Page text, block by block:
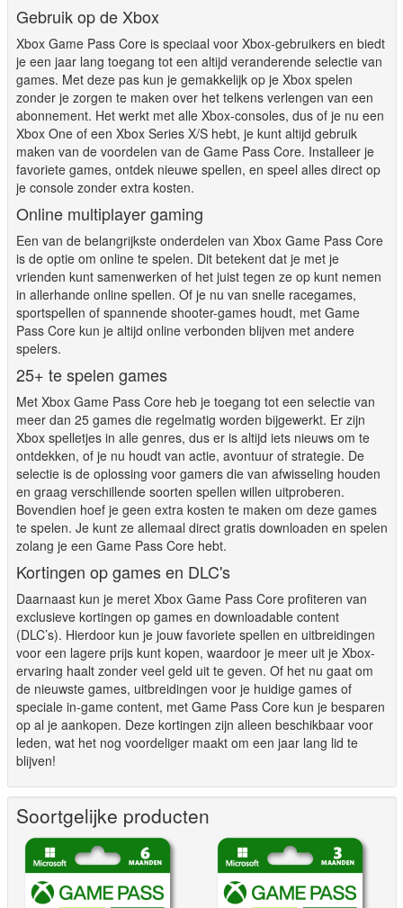
Gebruik op de Xbox
Xbox Game Pass Core is speciaal voor Xbox-gebruikers en biedt
je een jaar lang toegang tot een altijd veranderende selectie van
games. Met deze pas kun je gemakkelijk op je Xbox spelen
zonder je zorgen te maken over het telkens verlengen van een
abonnement. Het werkt met alle Xbox-consoles, dus of je nu een
Xbox One of een Xbox Series X/S hebt, je kunt altijd gebruik
maken van de voordelen van de Game Pass Core. Installeer je
favoriete games, ontdek nieuwe spellen, en speel alles direct op
je console zonder extra kosten.
Online multiplayer gaming
Een van de belangrijkste onderdelen van Xbox Game Pass Core
is de optie om online te spelen. Dit betekent dat je met je
vrienden kunt samenwerken of het juist tegen ze op kunt nemen
in allerhande online spellen. Of je nu van snelle racegames,
sportspellen of spannende shooter-games houdt, met Game
Pass Core kun je altijd online verbonden blijven met andere
spelers.
25+ te spelen games
Met Xbox Game Pass Core heb je toegang tot een selectie van
meer dan 25 games die regelmatig worden bijgewerkt. Er zijn
Xbox spelletjes in alle genres, dus er is altijd iets nieuws om te
ontdekken, of je nu houdt van actie, avontuur of strategie. De
selectie is de oplossing voor gamers die van afwisseling houden
en graag verschillende soorten spellen willen uitproberen.
Bovendien hoef je geen extra kosten te maken om deze games
te spelen. Je kunt ze allemaal direct gratis downloaden en spelen
zolang je een Game Pass Core hebt.
Kortingen op games en DLC's
Daarnaast kun je meret Xbox Game Pass Core profiteren van
exclusieve kortingen op games en downloadable content
(DLC’s). Hierdoor kun je jouw favoriete spellen en uitbreidingen
voor een lagere prijs kunt kopen, waardoor je meer uit je Xbox-
ervaring haalt zonder veel geld uit te geven. Of het nu gaat om
de nieuwste games, uitbreidingen voor je huidige games of
speciale in-game content, met Game Pass Core kun je besparen
op al je aankopen. Deze kortingen zijn alleen beschikbaar voor
leden, wat het nog voordeliger maakt om een jaar lang lid te
blijven!
Soortgelijke producten